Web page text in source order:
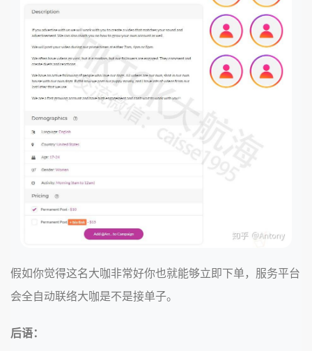
假如你觉得这名大咖非常好你也就能够立即下单，服务平台
会全自动联络大咖是不是接单子。
后语：